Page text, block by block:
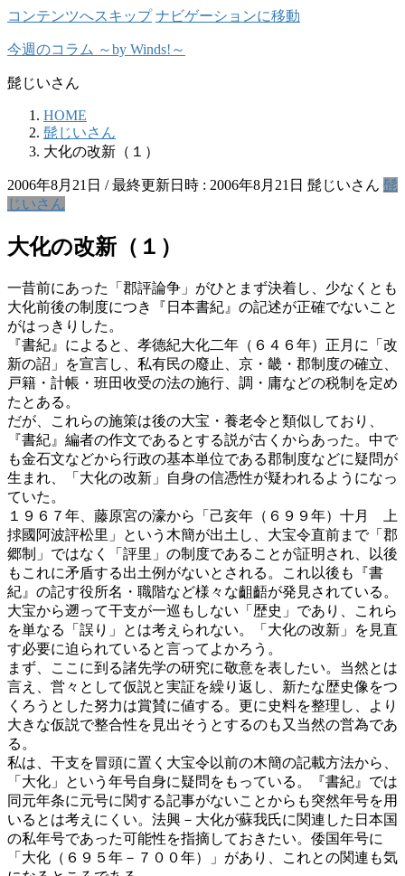
コンテンツへスキップ ナビゲーションに移動
今週のコラム ～by Winds!～
髭じいさん
HOME
髭じいさん
大化の改新（１）
2006年8月21日 / 最終更新日時 : 2006年8月21日 髭じいさん 髭
じいさん
大化の改新（１）
一昔前にあった「郡評論争」がひとまず決着し、少なくとも
大化前後の制度につき『日本書紀』の記述が正確でないこと
がはっきりした。
『書紀』によると、孝德紀大化二年（６４６年）正月に「改
新の詔」を宣言し、私有民の廢止、京・畿・郡制度の確立、
戸籍・計帳・班田收受の法の施行、調・庸などの税制を定め
たとある。
だが、これらの施策は後の大宝・養老令と類似しており、
『書紀』編者の作文であるとする説が古くからあった。中で
も金石文などから行政の基本単位である郡制度などに疑問が
生まれ、「大化の改新」自身の信憑性が疑われるようになっ
ていた。
１９６７年、藤原宮の濠から「己亥年（６９９年）十月 上
捄國阿波評松里」という木簡が出土し、大宝令直前まで「郡
郷制」ではなく「評里」の制度であることが証明され、以後
もこれに矛盾する出土例がないとされる。これ以後も『書
紀』の記す役所名・職階など様々な齟齬が発見されている。
大宝から遡って干支が一巡もしない「歴史」であり、これら
を単なる「誤り」とは考えられない。「大化の改新」を見直
す必要に迫られていると言ってよかろう。
まず、ここに到る諸先学の研究に敬意を表したい。当然とは
言え、営々として仮説と実証を繰り返し、新たな歴史像をつ
くろうとした努力は賞賛に値する。更に史料を整理し、より
大きな仮説で整合性を見出そうとするのも又当然の営為であ
る。
私は、干支を冒頭に置く大宝令以前の木簡の記載方法から、
「大化」という年号自身に疑問をもっている。『書紀』では
同元年条に元号に関する記事がないことからも突然年号を用
いるとは考えにくい。法興－大化が蘇我氏に関連した日本国
の私年号であった可能性を指摘しておきたい。倭国年号に
「大化（６９５年－７００年）」があり、これとの関連も気